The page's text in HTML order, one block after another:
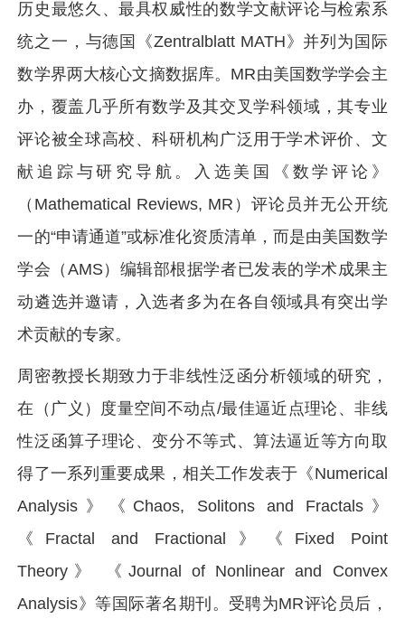
历史最悠久、最具权威性的数学文献评论与检索系
统之一，与德国《Zentralblatt MATH》并列为国际
数学界两大核心文摘数据库。MR由美国数学学会主
办，覆盖几乎所有数学及其交叉学科领域，其专业
评论被全球高校、科研机构广泛用于学术评价、文
献追踪与研究导航。入选美国《数学评论》
（Mathematical Reviews, MR）评论员并无公开统
一的“申请通道”或标准化资质清单，而是由美国数学
学会（AMS）编辑部根据学者已发表的学术成果主
动遴选并邀请，入选者多为在各自领域具有突出学
术贡献的专家。
周密教授长期致力于非线性泛函分析领域的研究，
在（广义）度量空间不动点/最佳逼近点理论、非线
性泛函算子理论、变分不等式、算法逼近等方向取
得了一系列重要成果，相关工作发表于《Numerical
Analysis》《Chaos, Solitons and Fractals》
《Fractal and Fractional》《Fixed Point
Theory》 《Journal of Nonlinear and Convex
Analysis》等国际著名期刊。受聘为MR评论员后，